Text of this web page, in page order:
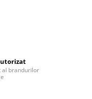
al brandurilor